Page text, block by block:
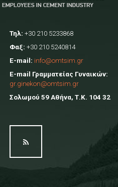
Τηλ: +30 210 5233868
Φαξ: +30 210 5240814
E-mail: info@omtsim.gr
E-mail Γραμματείας Γυναικών:
gr.ginekon@omtsim.gr
Σολωμού 59 Αθήνα, Τ.Κ. 104 32